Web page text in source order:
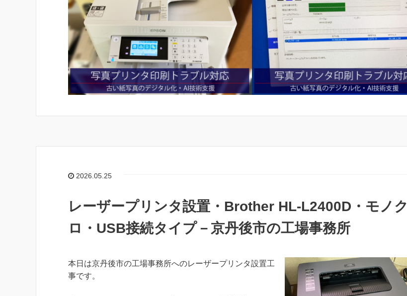
2026.05.25
レーザープリンタ設置・Brother HL-L2400D・モノク
ロ・USB接続タイプ－京丹後市の工場事務所
本日は京丹後市の工場事務所へのレーザープリンタ設置工
事です。